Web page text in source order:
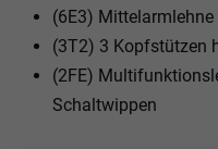
(6E3) Mittelarmlehne
(3T2) 3 Kopfstützen
(2FE)
Schaltwippen